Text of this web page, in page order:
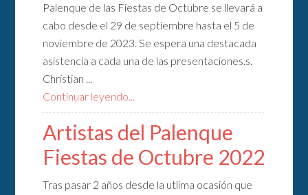
Palenque de las Fiestas de Octubre se llevará a
cabo desde el 29 de septiembre hasta el 5 de
noviembre de 2023. Se espera una destacada
asistencia a cada una de las presentaciones.s.
Christian ...
Continuar leyendo...
Artistas del Palenque
Fiestas de Octubre 2022
Tras pasar 2 años desde la utlima ocasión que